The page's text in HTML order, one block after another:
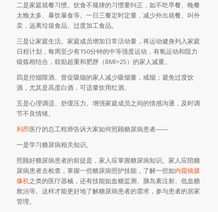
二是家庭就餐习惯。饮食不规律的习惯要纠正，如不吃早餐、晚餐
太晚太多、暴饮暴食等。一日三餐定时定量，减少外出就餐、叫外
卖，远离垃圾食品、过度加工食品。
三是让家庭生活。家庭成员增加日常活动量，将运动健身列入家庭
日程计划，每周至少有150分钟的中等强度运动，有氧运动和阻力
锻炼相结合，鼓励超重和肥胖（BMI>25）的家人减重。
四是控烟限酒。督促吸烟的家人减少吸烟量，戒烟；避免过度饮
酒，尤其是高度白酒，可适量饮用红酒。
五是心理调适、舒缓压力。增强家庭成员之间的情感沟通，及时调
节不良情绪。
利昂医疗的总工程师告诉大家如何照顾糖尿病患者——
一是学习糖尿病相关知识。
照顾好糖尿病患者的前提是，家人应掌握糖尿病知识。家人应陪糖
尿病患者去检查，掌握一些糖尿病照护技能，了解一些如内窥镜摄
像机之类的医疗器械，还有技能如血糖监测、胰岛素注射、低血糖
救治等。这样才能更好地了解糖尿病患者的需求，参与患者的居家
管理。